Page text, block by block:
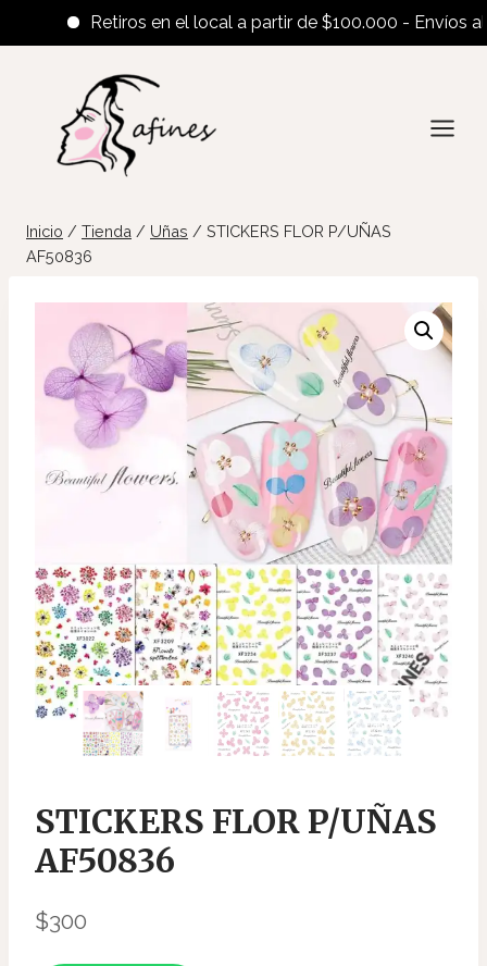
Retiros en el local a partir de $100.000 - Envíos al
contenido
Inicio / Tienda / Uñas / STICKERS FLOR P/UÑAS
AF50836
STICKERS FLOR P/UÑAS
AF50836
$300